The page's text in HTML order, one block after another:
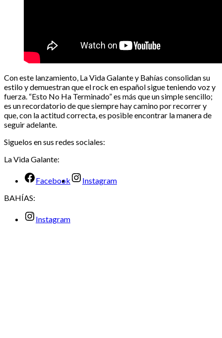
Con este lanzamiento, La Vida Galante y Bahías consolidan su
estilo y demuestran que el rock en español sigue teniendo voz y
fuerza. “Esto No Ha Terminado” es más que un simple sencillo;
es un recordatorio de que siempre hay camino por recorrer y
que, con la actitud correcta, es posible encontrar la manera de
seguir adelante.
Siguelos en sus redes sociales:
La Vida Galante:
Facebook
Instagram
BAHÍAS:
Instagram